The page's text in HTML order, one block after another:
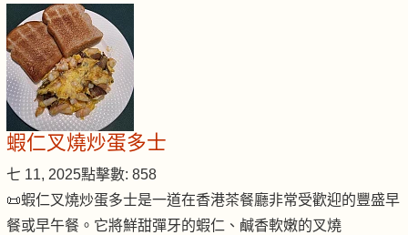
蝦仁叉燒炒蛋多士
七 11, 2025點擊數: 858
📜蝦仁叉燒炒蛋多士是一道在香港茶餐廳非常受歡迎的豐盛早
餐或早午餐。它將鮮甜彈牙的蝦仁、鹹香軟嫩的叉燒